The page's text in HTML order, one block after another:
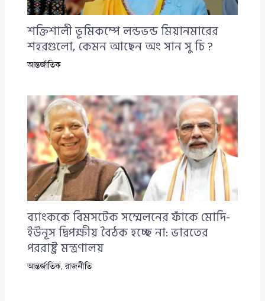
শক্তিশালী ভূমিকম্পে লন্ডভন্ড মিয়ানমারের
শহরগুলো, কেমন আছেন অং সান সু চি ?
আন্তর্জাতিক
ব্যাংককে বিমসটেক সম্মেলনের ফাঁকে মোদি-
ইউনূস দ্বিপক্ষীয় বৈঠক হচ্ছে না: ভারতের
পররাষ্ট্র মন্ত্রণালয়
আন্তর্জাতিক,রাজনীতি